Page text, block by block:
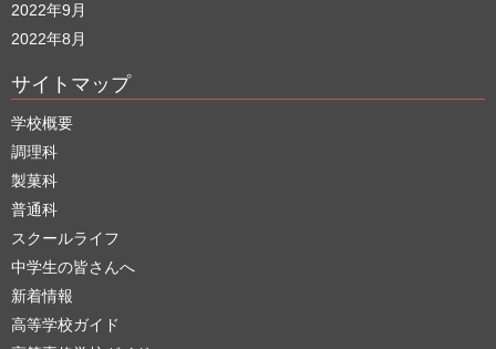
2022年9月
2022年8月
サイトマップ
学校概要
調理科
製菓科
普通科
スクールライフ
中学生の皆さんへ
新着情報
高等学校ガイド